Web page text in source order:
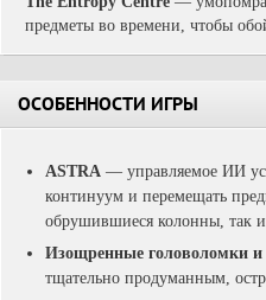
предметы во времени, чтобы
ОСОБЕННОСТИ ИГРЫ
ASTRA — управляемое ИИ
континуум и перемещать
обрушившиеся колонны, так
Изощренные головоломки и
тщательно продуманным,